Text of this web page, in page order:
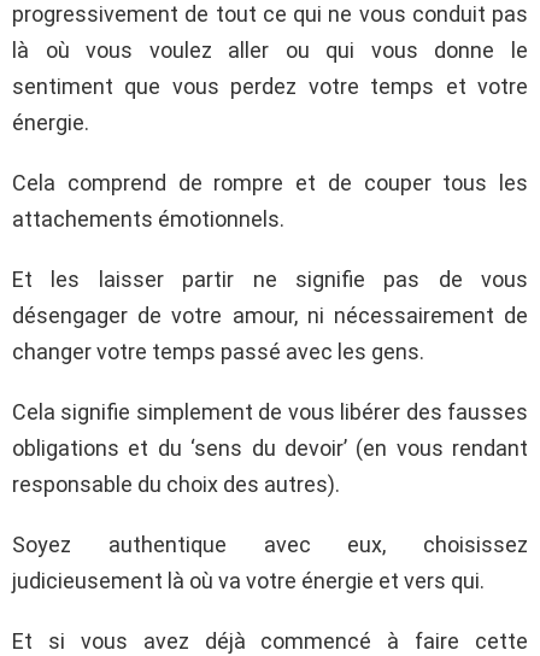
progressivement de tout ce qui ne vous conduit pas
là où vous voulez aller ou qui vous donne le
sentiment que vous perdez votre temps et votre
énergie.
Cela comprend de rompre et de couper tous les
attachements émotionnels.
Et les laisser partir ne signifie pas de vous
désengager de votre amour, ni nécessairement de
changer votre temps passé avec les gens.
Cela signifie simplement de vous libérer des fausses
obligations et du ‘sens du devoir’ (en vous rendant
responsable du choix des autres).
Soyez authentique avec eux, choisissez
judicieusement là où va votre énergie et vers qui.
Et si vous avez déjà commencé à faire cette